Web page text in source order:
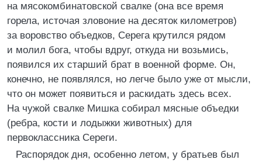
на мясокомбинатовской свалке (она все время
горела, источая зловоние на десяток километров)
за воровство объедков, Серега крутился рядом
и молил бога, чтобы вдруг, откуда ни возьмись,
появился их старший брат в военной форме. Он,
конечно, не появлялся, но легче было уже от мысли,
что он может появиться и раскидать здесь всех.
На чужой свалке Мишка собирал мясные объедки
(ребра, кости и лодыжки животных) для
первоклассника Сереги.
Распорядок дня, особенно летом, у братьев был